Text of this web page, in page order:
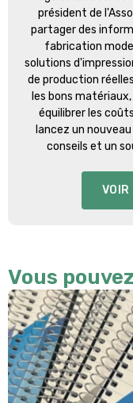
président de
partager des
fabrication
solutions
de production
les bons
équilibrer les
lancez un
conseils et un
VOIR
Vous